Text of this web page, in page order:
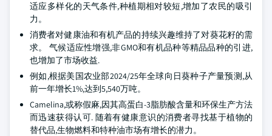
适应多样化的天气条件,种植期相对较短,增加了农民的吸引
力。
消费者对健康油和有机产品的持续兴趣维持了对葵花籽的需
求。 气候适应性增强,非GMO和有机品种等精品品种的引进,
也增加了市场收益.
例如,根据美国农业部2024/25年全球向日葵种子产量预测,从
前一年增长1%,达到5,540万吨。
Camelina,或称假麻,因其高蛋白-3脂肪酸含量和环保生产方法
而迅速获得认可. 随着有健康意识的消费者寻找基于植物的
替代品,生物燃料和特种油市场有增长的潜力。